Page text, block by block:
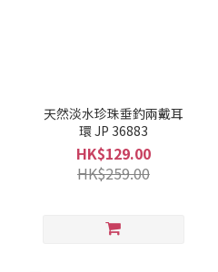
天然淡水珍珠垂釣兩戴耳
環 JP 36883
HK$129.00
HK$259.00